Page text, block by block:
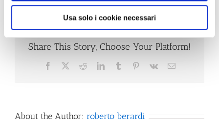
Usa solo i cookie necessari
Share This Story, Choose Your Platform!
Facebook
X RedditLinkedInTumblr Pinterest
Vk Email
About the Author: roberto berardi